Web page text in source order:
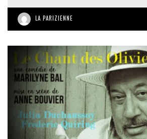
LA PARIZIENNE